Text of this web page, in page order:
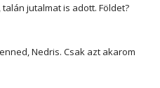
jutalmat is adott. Földet?
Nedris. Csak azt akarom